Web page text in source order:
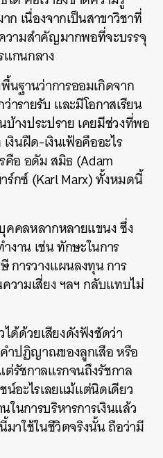
ก เนื่องจากเป็นสาขาวิชาที่
วามสำคัญมากพอที่จะบรรจุ
กนกลาง
นฐานว่าการออมเกิดจาก
ารายรับ และมีโอกาสเรียน
างประปราย เคยมีช่วงที่พอ
งินฝืด-เงินเฟ้อคืออะไร
อ อดัม สมิธ (Adam
ร์กซ์ (Karl Marx) ทั้งหมดนี้
คคลหลากหลายแขนง ซึ่ง
งาน เช่น ทักษะในการ
การวางแผนลงทุน การ
วามเสี่ยง ฯลฯ กลับแทบไม่
ได้ด้วยเสียงดังฟังชัดว่า
ำปฏิญาณของลูกเสือ หรือ
รัชกาลแรกจนถึงรัชกาล
อะไรเลยแม้แต่นิดเดียว
นการบริหารการเงินแล้ว
มาใช้ในชีวิตจริงนั้น ถือว่ามี